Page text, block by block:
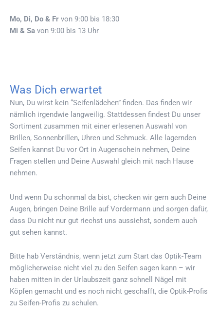
Mo, Di, Do & Fr von 9:00 bis 18:30
Mi & Sa von 9:00 bis 13 Uhr
Was Dich erwartet
Nun, Du wirst kein “Seifenlädchen” finden. Das finden wir
nämlich irgendwie langweilig. Stattdessen findest Du unser
Sortiment zusammen mit einer erlesenen Auswahl von
Brillen, Sonnenbrillen, Uhren und Schmuck. Alle lagernden
Seifen kannst Du vor Ort in Augenschein nehmen, Deine
Fragen stellen und Deine Auswahl gleich mit nach Hause
nehmen.
Und wenn Du schonmal da bist, checken wir gern auch Deine
Augen, bringen Deine Brille auf Vordermann und sorgen dafür,
dass Du nicht nur gut riechst uns aussiehst, sondern auch
gut sehen kannst.
Bitte hab Verständnis, wenn jetzt zum Start das Optik-Team
möglicherweise nicht viel zu den Seifen sagen kann – wir
haben mitten in der Urlaubszeit ganz schnell Nägel mit
Köpfen gemacht und es noch nicht geschafft, die Optik-Profis
zu Seifen-Profis zu schulen.